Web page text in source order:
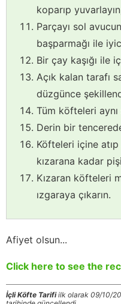
koparıp
Parçayı sol
başparmağı ile
Bir çay kaşığı ile
Açık kalan tarafı
düzgünce
Tüm köfteleri aynı
Derin bir
Köfteleri içine
kızarana kadar
Kızaran köfteleri
ızgaraya çıkarın.
Afiyet olsun...
Click here to see the
İçli Köfte Tarifiilk olarak 09/10/